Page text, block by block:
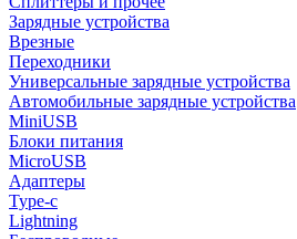
Зарядные устройства
Врезные
Переходники
Универсальные зарядные устройства
Автомобильные зарядные устройства
MiniUSB
Блоки питания
MicroUSB
Адаптеры
Type-c
Lightning